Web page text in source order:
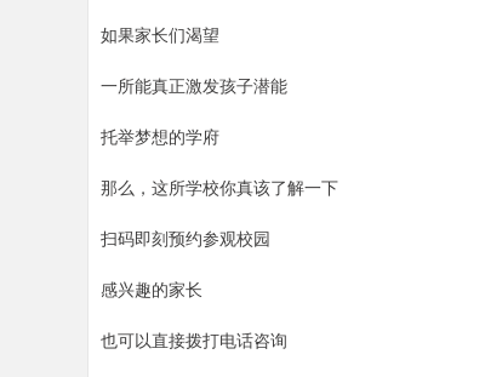
如果家长们渴望
一所能真正激发孩子潜能
托举梦想的学府
那么，这所学校你真该了解一下
扫码即刻预约参观校园
感兴趣的家长
也可以直接拨打电话咨询